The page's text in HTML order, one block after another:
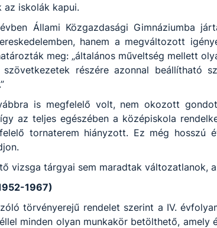
az iskolák kapui.
Állami Közgazdasági Gimnáziumba
hanem a megváltozott
meg: „általános műveltség mellett
szövetkezetek részére azonnal beállítható
is megfelelő volt, nem okozott
az teljes egészében a középiskola
tornaterem hiányzott. Ez még
vizsga tárgyai sem maradtak változatlanok,
1967)
törvényerejű rendelet szerint a IV.
minden olyan munkakör betölthető,